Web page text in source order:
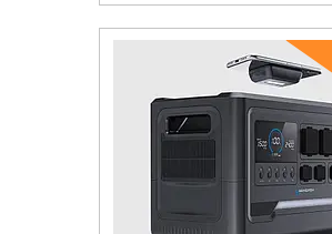
240095090